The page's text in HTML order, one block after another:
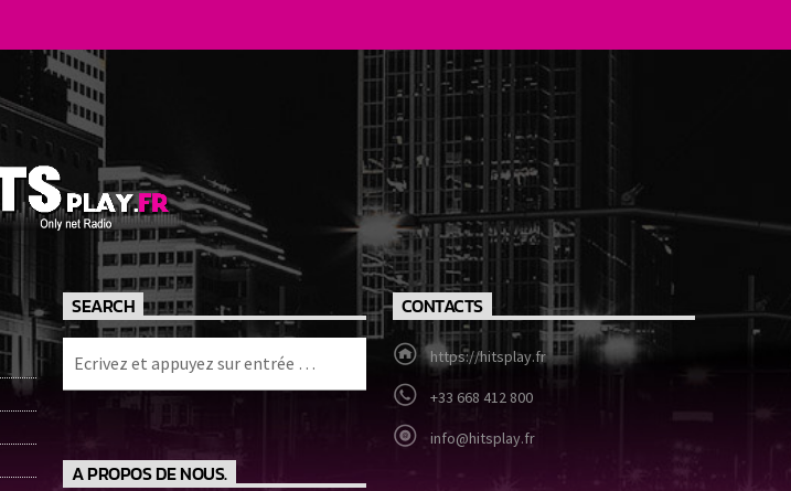
SEARCH CONTACTS
https://hitsplay.fr
+33 668 412 800
info@hitsplay.fr
A PROPOS DE NOUS.